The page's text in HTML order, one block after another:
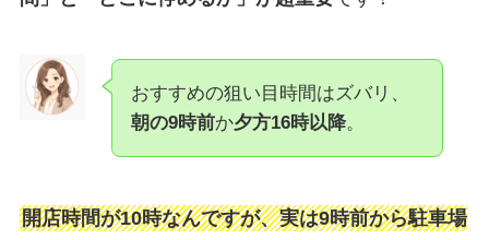
おすすめの狙い目時間はズバリ、
朝の9時前か夕方16時以降。
開店時間が10時なんですが、実は9時前から駐車場